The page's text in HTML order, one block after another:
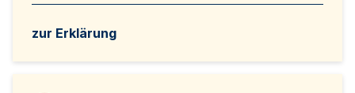
zur Erklärung